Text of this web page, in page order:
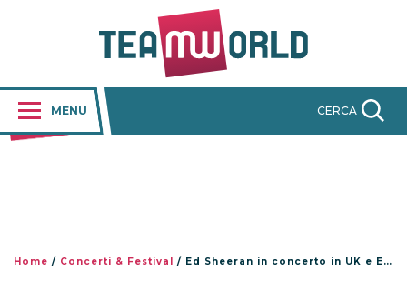
MENU CERCA
Home / Concerti & Festival / Ed Sheeran in concerto in UK e Europa nel 2023: date e biglietti